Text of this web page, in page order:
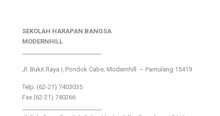
SEKOLAH HARAPAN BANGSA
MODERNHILL
Jl. Bukit Raya I, Pondok Cabe, Modernhill – Pamulang 15419
Telp. (62-21) 7403035
Fax (62-21) 740266